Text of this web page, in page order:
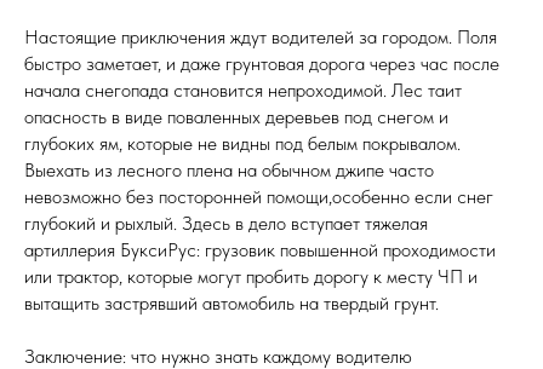
Настоящие приключения ждут водителей за городом. Поля
быстро заметает, и даже грунтовая дорога через час после
начала снегопада становится непроходимой. Лес таит
опасность в виде поваленных деревьев под снегом и
глубоких ям, которые не видны под белым покрывалом.
Выехать из лесного плена на обычном джипе часто
невозможно без посторонней помощи,особенно если снег
глубокий и рыхлый. Здесь в дело вступает тяжелая
артиллерия БуксиРус: грузовик повышенной проходимости
или трактор, которые могут пробить дорогу к месту ЧП и
вытащить застрявший автомобиль на твердый грунт.
Заключение: что нужно знать каждому водителю